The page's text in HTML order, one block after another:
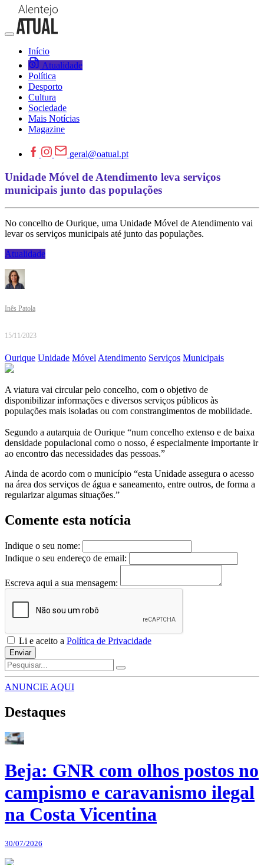
Início
Atualidade
Política
Desporto
Cultura
Sociedade
Mais Notícias
Magazine
geral@oatual.pt
Unidade Móvel de Atendimento leva serviços
municipais junto das populações
No concelho de Ourique, uma Unidade Móvel de Atendimento vai
levar os serviços municipais até junto das populações.
Atualidade
Inês Patola
15/11/2023
Ourique Unidade MóvelAtendimento Serviços Municipais
A viatura vai circular pelo concelho, com o objetivo de
disponibilizar informações e diversos serviços públicos às
populações mais isoladas ou com constrangimentos de mobilidade.
Segundo a autarquia de Ourique “num concelho extenso e de baixa
densidade populacional como o nosso, é especialmente importante ir
ao encontro das necessidades das pessoas.”
Ainda de acordo com o município “esta Unidade assegura o acesso
na área dos serviços de água e saneamento, entre outros, de forma a
regularizar algumas situações.”
Comente esta notícia
Indique o seu nome:
Indique o seu endereço de email:
Escreva aqui a sua mensagem:
Li e aceito a Política de Privacidade
Enviar
ANUNCIE AQUI
Destaques
Beja: GNR com olhos postos no
campismo e caravanismo ilegal
na Costa Vicentina
30/07/2026